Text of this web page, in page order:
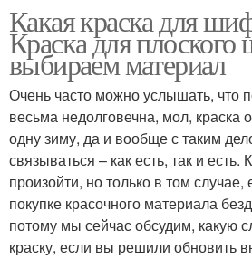
Какая краска для
Краска для
выбираем материал
Очень часто можно услышать, что
весьма недолговечна, мол, краска
одну зиму, да и вообще с таким
связываться – как есть, так и есть.
произойти, но только в том
покупке красочного материала
потому мы сейчас обсудим, какую
краску, если вы решили обновить